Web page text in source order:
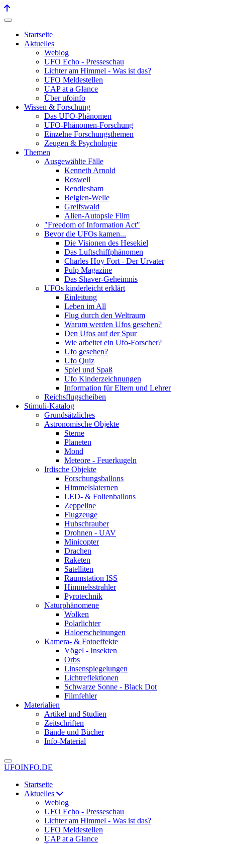
Startseite
Aktuelles
Weblog
UFO Echo - Presseschau
Lichter am Himmel - Was ist das?
UFO Meldestellen
UAP at a Glance
Über ufoinfo
Wissen & Forschung
Das UFO-Phänomen
UFO-Phänomen-Forschung
Einzelne Forschungsthemen
Zeugen & Psychologie
Themen
Ausgewählte Fälle
Kenneth Arnold
Roswell
Rendlesham
Belgien-Welle
Greifswald
Alien-Autopsie Film
"Freedom of Information Act"
Bevor die UFOs kamen...
Die Visionen des Hesekiel
Das Luftschiffphänomen
Charles Hoy Fort - Der Urvater
Pulp Magazine
Das Shaver-Geheimnis
UFOs kinderleicht erklärt
Einleitung
Leben im All
Flug durch den Weltraum
Warum werden Ufos gesehen?
Den Ufos auf der Spur
Wie arbeitet ein Ufo-Forscher?
Ufo gesehen?
Ufo Quiz
Spiel und Spaß
Ufo Kinderzeichnungen
Information für Eltern und Lehrer
Reichsflugscheiben
Stimuli-Katalog
Grundsätzliches
Astronomische Objekte
Sterne
Planeten
Mond
Meteore - Feuerkugeln
Irdische Objekte
Forschungsballons
Himmelslaternen
LED- & Folienballons
Zeppeline
Flugzeuge
Hubschrauber
Drohnen - UAV
Minicopter
Drachen
Raketen
Satelliten
Raumstation ISS
Himmelsstrahler
Pyrotechnik
Naturphänomene
Wolken
Polarlichter
Haloerscheinungen
Kamera- & Fotoeffekte
Vögel - Insekten
Orbs
Linsenspiegelungen
Lichtreflektionen
Schwarze Sonne - Black Dot
Filmfehler
Materialien
Artikel und Studien
Zeitschriften
Bände und Bücher
Info-Material
UFOINFO.DE
Startseite
Aktuelles
Weblog
UFO Echo - Presseschau
Lichter am Himmel - Was ist das?
UFO Meldestellen
UAP at a Glance